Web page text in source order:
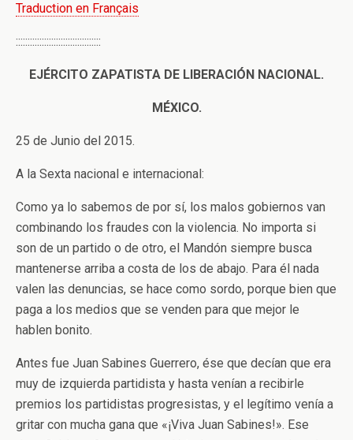
Traduction en Français
::::::::::::::::::::::::::::::::::::
EJÉRCITO ZAPATISTA DE LIBERACIÓN NACIONAL.
MÉXICO.
25 de Junio del 2015.
A la Sexta nacional e internacional:
Como ya lo sabemos de por sí, los malos gobiernos van
combinando los fraudes con la violencia. No importa si
son de un partido o de otro, el Mandón siempre busca
mantenerse arriba a costa de los de abajo. Para él nada
valen las denuncias, se hace como sordo, porque bien que
paga a los medios que se venden para que mejor le
hablen bonito.
Antes fue Juan Sabines Guerrero, ése que decían que era
muy de izquierda partidista y hasta venían a recibirle
premios los partidistas progresistas, y el legítimo venía a
gritar con mucha gana que «¡Viva Juan Sabines!». Ese